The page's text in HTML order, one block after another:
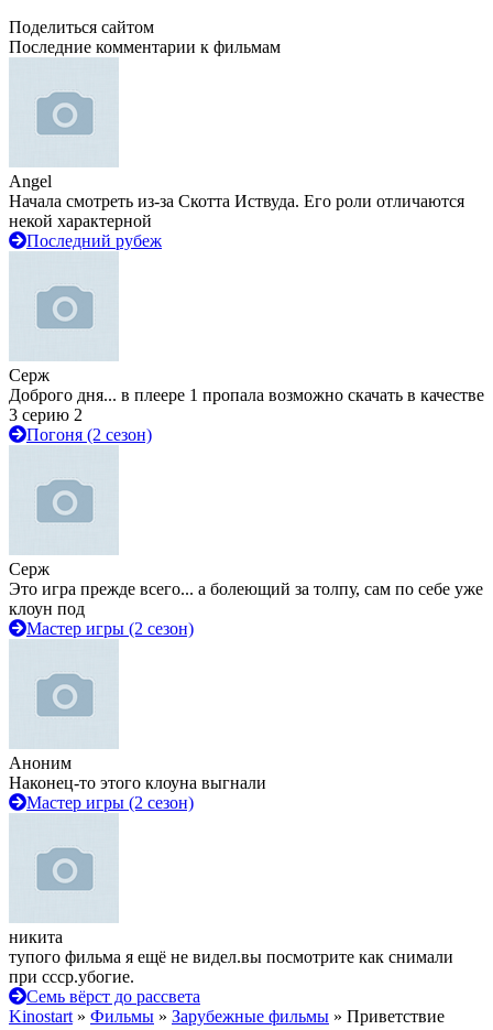
Поделиться сайтом
Последние комментарии к фильмам
Angel
Начала смотреть из-за Скотта Иствуда. Его роли отличаются
некой характерной
Последний рубеж
Серж
Доброго дня... в плеере 1 пропала возможно скачать в качестве
3 серию 2
Погоня (2 сезон)
Серж
Это игра прежде всего... а болеющий за толпу, сам по себе уже
клоун под
Мастер игры (2 сезон)
Аноним
Наконец-то этого клоуна выгнали
Мастер игры (2 сезон)
никита
тупого фильма я ещё не видел.вы посмотрите как снимали
при ссср.убогие.
Семь вёрст до рассвета
Kinostart » Фильмы » Зарубежные фильмы » Приветствие